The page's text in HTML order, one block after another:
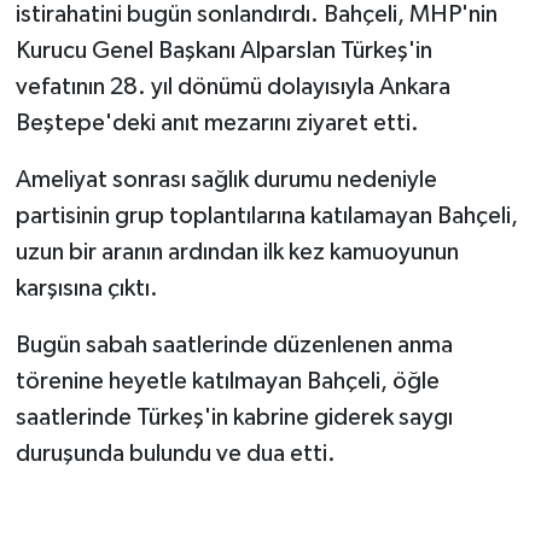
istirahatini bugün sonlandırdı. Bahçeli, MHP'nin
Kurucu Genel Başkanı Alparslan Türkeş'in
vefatının 28. yıl dönümü dolayısıyla Ankara
Beştepe'deki anıt mezarını ziyaret etti.
Ameliyat sonrası sağlık durumu nedeniyle
partisinin grup toplantılarına katılamayan Bahçeli,
uzun bir aranın ardından ilk kez kamuoyunun
karşısına çıktı.
Bugün sabah saatlerinde düzenlenen anma
törenine heyetle katılmayan Bahçeli, öğle
saatlerinde Türkeş'in kabrine giderek saygı
duruşunda bulundu ve dua etti.